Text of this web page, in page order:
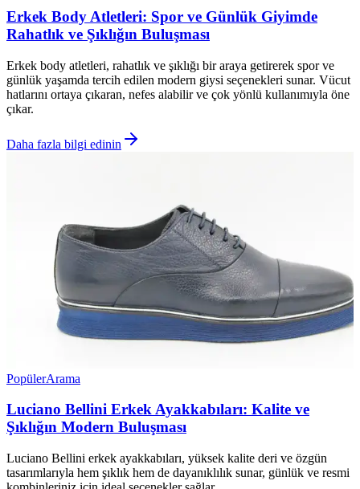
Erkek Body Atletleri: Spor ve Günlük Giyimde
Rahatlık ve Şıklığın Buluşması
Erkek body atletleri, rahatlık ve şıklığı bir araya getirerek spor ve
günlük yaşamda tercih edilen modern giysi seçenekleri sunar. Vücut
hatlarını ortaya çıkaran, nefes alabilir ve çok yönlü kullanımıyla öne
çıkar.
Daha fazla bilgi edinin
PopülerArama
Luciano Bellini Erkek Ayakkabıları: Kalite ve
Şıklığın Modern Buluşması
Luciano Bellini erkek ayakkabıları, yüksek kalite deri ve özgün
tasarımlarıyla hem şıklık hem de dayanıklılık sunar, günlük ve resmi